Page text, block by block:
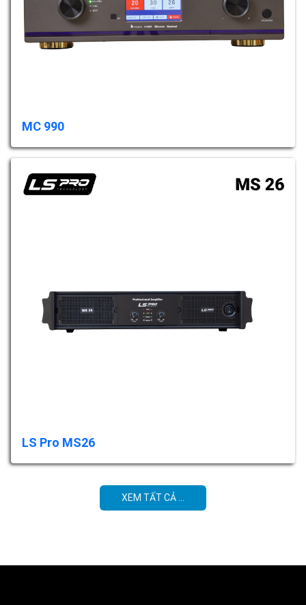
MC 990
LS Pro MS26
XEM TẤT CẢ ...